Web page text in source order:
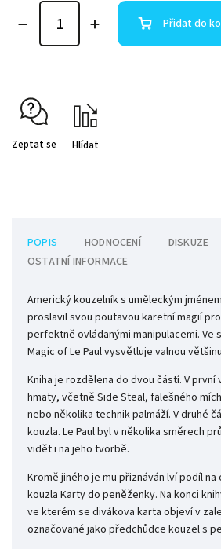
Přidat do
Zeptat se Hlídat
POPIS HODNOCENÍ
DISKUZE
OSTATNÍ INFORMACE
Americký kouzelník s uměleckým
proslavil svou poutavou karetní magií
perfektně ovládanými manipulacemi. Ve
Magic of Le Paul vysvětluje valnou
Kniha je rozdělena do dvou částí. V první
hmaty, včetně Side Steal, falešného
nebo několika technik palmáží. V druhé
kouzla. Le Paul byl v několika směrech
vidět i na jeho tvorbě.
Kromě jiného je mu přiznáván lví podíl
kouzla Karty do peněženky. Na konci
ve kterém se divákova karta objeví v
označované jako předchůdce kouzel s